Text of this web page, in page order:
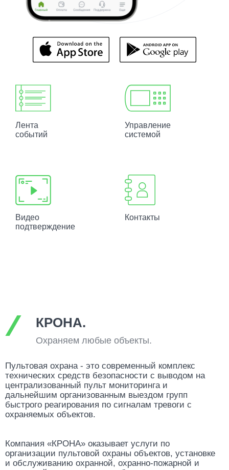
Лента
событий
Управление
системой
Видео
подтверждение
Контакты
КРОНА.
Охраняем любые объекты.
Пультовая охрана - это современный комплекс
технических средств безопасности с выводом на
централизованный пульт мониторинга и
дальнейшим организованным выездом групп
быстрого реагирования по сигналам тревоги с
охраняемых объектов.
Компания «КРОНА» оказывает услуги по
организации пультовой охраны объектов, установке
и обслуживанию охранной, охранно-пожарной и